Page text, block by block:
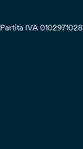
Partita IVA